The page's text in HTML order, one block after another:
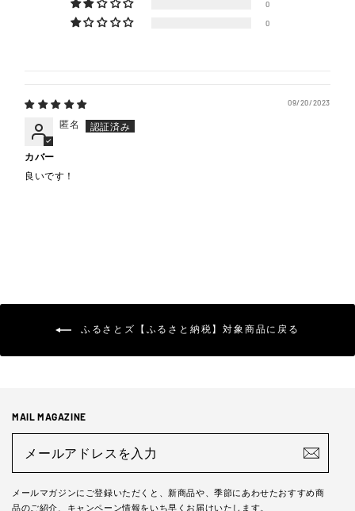
0
0
09/20/2023
匿名
カバー
良いです！
ふるさとズ【ふるさと納税】対象商品に戻る
MAIL MAGAZINE
ア
レ
メールマガジンにご登録いただくと、新商品や、季節にあわせたおすすめ商
品のご紹介、キャンペーン情報をいち早くお届けいたします。